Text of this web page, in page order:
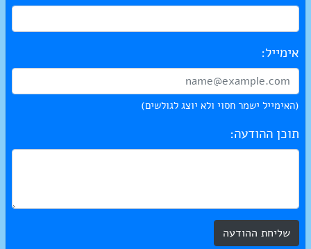
אימייל:
(האימייל ישמר חסוי ולא יוצג לגולשים)
תוכן ההודעה:
שליחת ההודעה